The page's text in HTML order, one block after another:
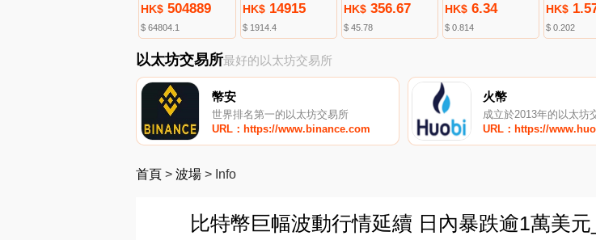
HK$ 504889
$ 64804.1
HK$14915
$ 1914.4
HK$356.67
$ 45.78
HK$6.34
$ 0.814
HK$
$ 0.202
以太坊交易所最好的以太坊交易所
幣安
世界排名第一的以太坊交易所
URL：https://www.binance.com
火幣
成立於2013年的以太坊
URL：https://
首頁 > 波場 > Info
比特幣巨幅波動行情延續 日內暴跌逾1萬美